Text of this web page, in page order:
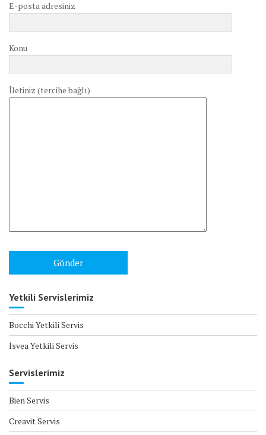
E-posta adresiniz
Konu
İletiniz (tercihe bağlı)
Yetkili Servislerimiz
Bocchi Yetkili Servis
İsvea Yetkili Servis
Servislerimiz
Bien Servis
Creavit Servis